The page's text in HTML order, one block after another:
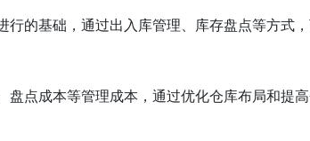
的基础，通过出入库管理、库存盘点等方式
点成本等管理成本，通过优化仓库布局和提